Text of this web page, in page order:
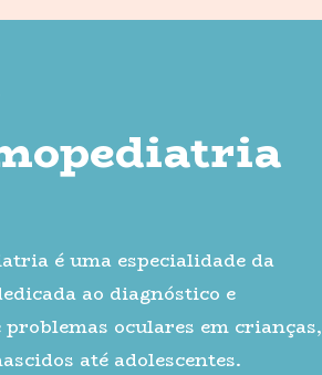
é uma especialidade da
ao diagnóstico e
oculares em crianças,
até adolescentes.